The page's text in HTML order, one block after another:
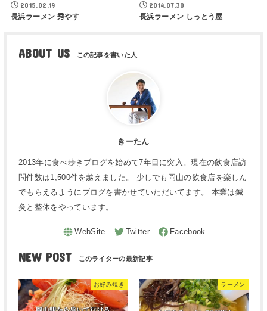
2015.02.19
長浜ラーメン 秀やす
2014.07.30
長浜ラーメン しっとう屋
ABOUT US
きーたん
2013年に食べ歩きブログを始めて7年目に突入。現在の飲食店訪
問件数は1,500件を越えました。 少しでも岡山の飲食店を楽しん
でもらえるようにブログを書かせていただいてます。 本業は鍼
灸と整体をやっています。
NEW POST
お好み焼き ラーメン